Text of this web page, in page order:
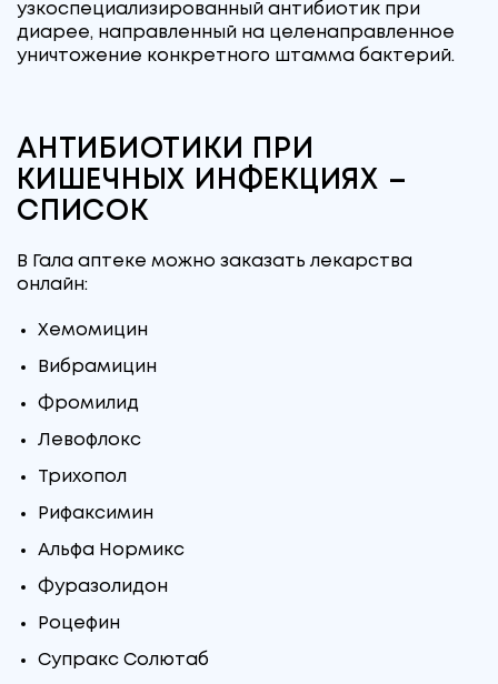
узкоспециализированный антибиотик при
диарее, направленный на целенаправленное
уничтожение конкретного штамма бактерий.
АНТИБИОТИКИ ПРИ
КИШЕЧНЫХ ИНФЕКЦИЯХ –
СПИСОК
В Гала аптеке можно заказать лекарства
онлайн:
Хемомицин
Вибрамицин
Фромилид
Левофлокс
Трихопол
Рифаксимин
Альфа Нормикс
Фуразолидон
Роцефин
Супракс Солютаб